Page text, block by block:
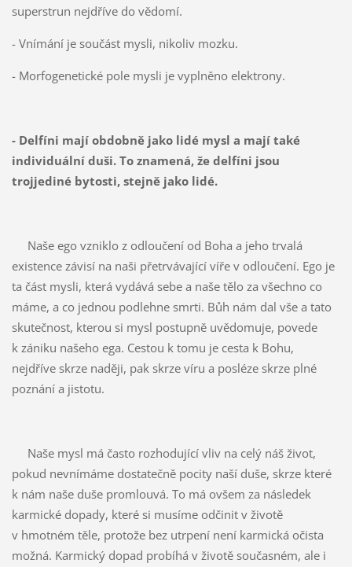
superstrun nejdříve do vědomí.
- Vnímání je součást mysli, nikoliv mozku.
- Morfogenetické pole mysli je vyplněno elektrony.
- Delfíni mají obdobně jako lidé mysl a mají také
individuální duši. To znamená, že delfíni jsou
trojjediné bytosti, stejně jako lidé.
Naše ego vzniklo z odloučení od Boha a jeho trvalá
existence závisí na naši přetrvávající víře v odloučení. Ego je
ta část mysli, která vydává sebe a naše tělo za všechno co
máme, a co jednou podlehne smrti. Bůh nám dal vše a tato
skutečnost, kterou si mysl postupně uvědomuje, povede
k zániku našeho ega. Cestou k tomu je cesta k Bohu,
nejdříve skrze naději, pak skrze víru a posléze skrze plné
poznání a jistotu.
Naše mysl má často rozhodující vliv na celý náš život,
pokud nevnímáme dostatečně pocity naší duše, skrze které
k nám naše duše promlouvá. To má ovšem za následek
karmické dopady, které si musíme odčinit v životě
v hmotném těle, protože bez utrpení není karmická očista
možná. Karmický dopad probíhá v životě současném, ale i